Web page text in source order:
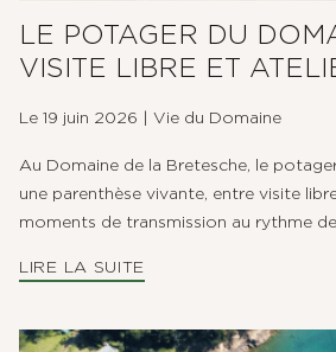
LE POTAGER DU
VISITE LIBRE ET
Le 19 juin 2026 Vie du Domaine
Au Domaine de la Bretesche, le
une parenthèse vivante, entre visite
moments de transmission au rythme
LIRE LA SUITE